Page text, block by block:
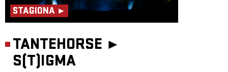
STAGIONA ►
TANTEHORSE ►
S(T)IGMA